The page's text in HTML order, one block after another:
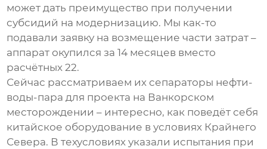
может дать преимущество при получении
субсидий на модернизацию. Мы как-то
подавали заявку на возмещение части затрат –
аппарат окупился за 14 месяцев вместо
расчётных 22.
Сейчас рассматриваем их сепараторы нефти-
воды-пара для проекта на Ванкорском
месторождении – интересно, как поведёт себя
китайское оборудование в условиях Крайнего
Севера. В техусловиях указали испытания при